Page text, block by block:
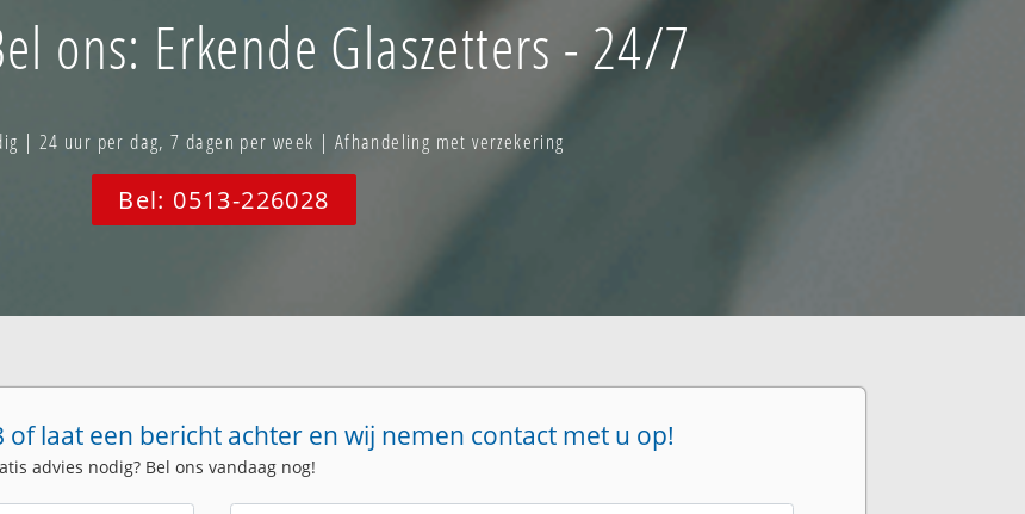
ons: Erkende Glaszetters - 24/7
| 24 uur per dag, 7 dagen per week | Afhandeling met verzekering
Bel: 0513-226028
of laat een bericht achter en wij nemen contact met u op!
advies nodig? Bel ons vandaag nog!